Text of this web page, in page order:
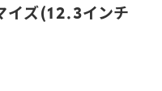
イズ(12.3インチ